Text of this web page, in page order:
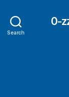
Search
0-